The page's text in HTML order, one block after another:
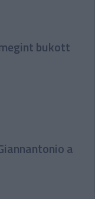
bukott
a